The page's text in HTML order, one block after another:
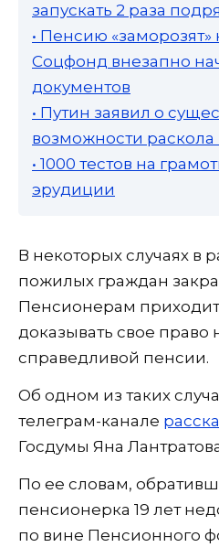
запускать 2 раза
• Пенсию «заморозят»
Соцфонд внезапно
документов
• Путин заявил о
возможности раскола
• 1000 тестов на
эрудиции
В некоторых случаях в
пожилых граждан
Пенсионерам
доказывать свое право
справедливой пенсии.
Об одном из таких
телеграм-канале
Госдумы Яна
По ее словам,
пенсионерка 19 лет
по вине Пенсионного